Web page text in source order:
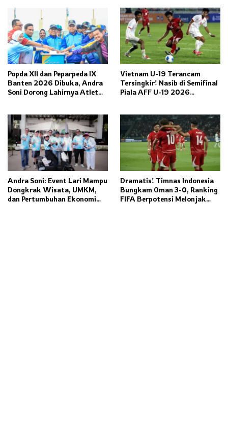
Popda XII dan Peparpeda IX
Banten 2026 Dibuka, Andra
Soni Dorong Lahirnya Atlet
Vietnam U-19 Terancam
Tersingkir! Nasib di Semifinal
Piala AFF U-19 2026
Andra Soni: Event Lari Mampu
Dongkrak Wisata, UMKM,
dan Pertumbuhan Ekonomi
Dramatis! Timnas Indonesia
Bungkam Oman 3-0, Ranking
FIFA Berpotensi Melonjak